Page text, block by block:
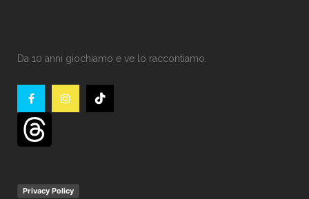
Da 10 anni giochiamo e ve lo raccontiamo.
Privacy Policy